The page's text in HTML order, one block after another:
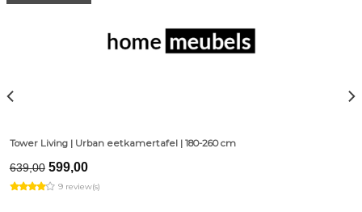
Tower Living | Urban eetkamertafel | 180-260 cm
639,00 Original
price
was:
599,00Current
is:
9 review(s)